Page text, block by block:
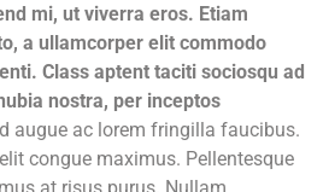
mi, ut viverra eros. Etiam
a ullamcorper elit commodo
Class aptent taciti sociosqu ad
nostra, per inceptos
augue ac lorem fringilla faucibus.
congue maximus. Pellentesque